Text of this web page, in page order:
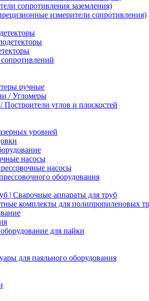
сопротивления заземления)
измерители сопротивления)
ручные
/ Угломеры
углов и плоскостей
уровней
насосы
насосы
оборудования
| Сварочные аппараты для труб
комплекты для полипропиленовых
для пайки
для паяльного оборудования